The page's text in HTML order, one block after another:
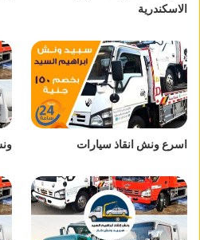
الاسكندرية
اسرع ونش انقاذ سيارات